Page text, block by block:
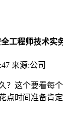
工程师技术实
来源:公司
？这个要看每
点时间准备肯定